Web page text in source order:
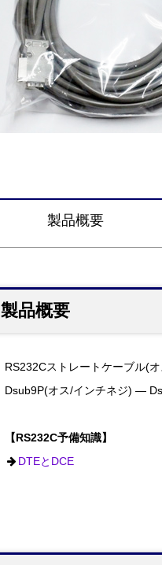
製品概要
製品概要
RS232Cストレートケーブル(
Dsub9P(オス/インチネジ) ―
【RS232C予備知識】
DTEとDCE